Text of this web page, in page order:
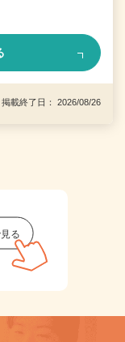
載終了日： 2026/08/26